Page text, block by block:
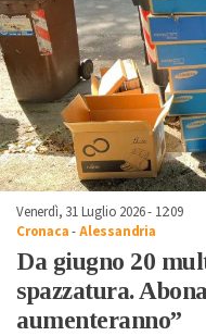
Venerdì, 31 Luglio 2026 - 12:09
Cronaca-Alessandria
Da giugno 20
spazzatura.
aumenteranno”